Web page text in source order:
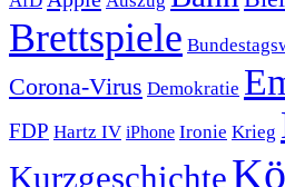
Brettspiele
Corona-Virus Demokratie
FDP Hartz IV iPhone Ironie Krieg
Kurzgeschichte